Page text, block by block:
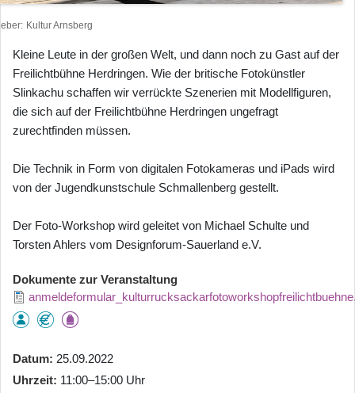
Kultur Arnsberg
Kleine Leute in der großen Welt, und dann noch zu Gast auf der
Freilichtbühne Herdringen. Wie der britische Fotokünstler
Slinkachu schaffen wir verrückte Szenerien mit Modellfiguren,
die sich auf der Freilichtbühne Herdringen ungefragt
zurechtfinden müssen.
Die Technik in Form von digitalen Fotokameras und iPads wird
von der Jugendkunstschule Schmallenberg gestellt.
Der Foto-Workshop wird geleitet von Michael Schulte und
Torsten Ahlers vom Designforum-Sauerland e.V.
Dokumente zur Veranstaltung
Datum 25.09.2022
Uhrzeit 11:00–15:00 Uhr